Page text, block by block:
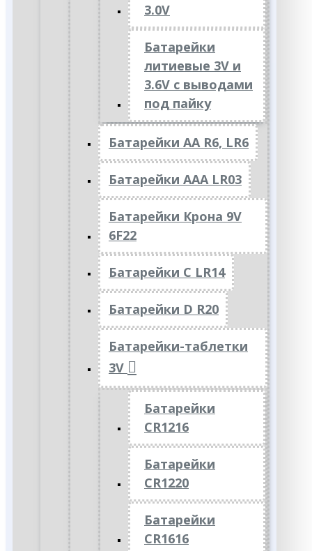
3.0V
Батарейки
литиевые 3V и
3.6V с выводами
под пайку
Батарейки АА R6, LR6
Батарейки АAА LR03
Батарейки Крона 9V
6F22
Батарейки C LR14
Батарейки D R20
Батарейки-таблетки
3V
Батарейки
CR1216
Батарейки
CR1220
Батарейки
CR1616